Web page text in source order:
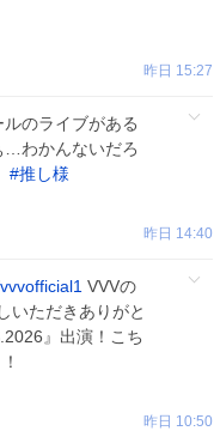
昨日 15:27
のライブがある
…わかんないだろ
#推し様
昨日 14:40
VVVの
いただきありがと
』出演！こち
昨日 10:50